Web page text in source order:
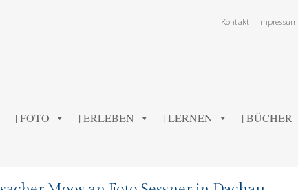
Kontakt Impressum
| FOTO | ERLEBEN | LERNEN | BÜCHER